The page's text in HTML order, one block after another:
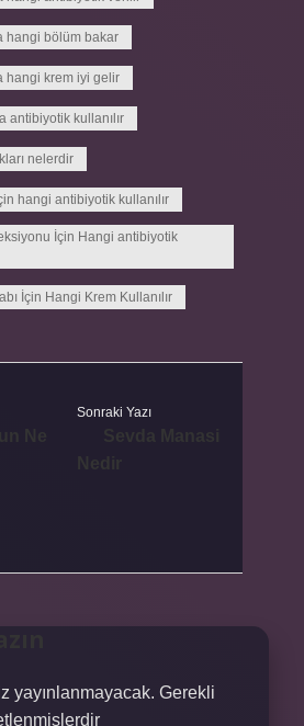
hangi bölüm bakar
hangi krem iyi gelir
antibiyotik kullanılır
nelerdir
hangi antibiyotik kullanılır
İçin Hangi antibiyotik
İçin Hangi Krem Kullanılır
Sonraki Yazı
yayınlanmayacak. Gerekli